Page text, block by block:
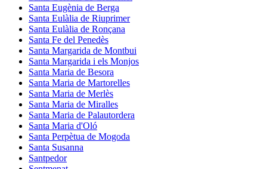
Santa Eugènia de Berga
Santa Eulàlia de Riuprimer
Santa Eulàlia de Ronçana
Santa Fe del Penedès
Santa Margarida de Montbui
Santa Margarida i els Monjos
Santa Maria de Besora
Santa Maria de Martorelles
Santa Maria de Merlès
Santa Maria de Miralles
Santa Maria de Palautordera
Santa Maria d'Oló
Santa Perpètua de Mogoda
Santa Susanna
Santpedor